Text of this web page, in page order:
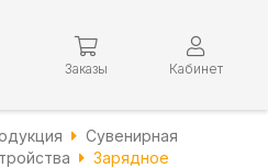
Заказы Кабинет
Сувенирная
Зарядное